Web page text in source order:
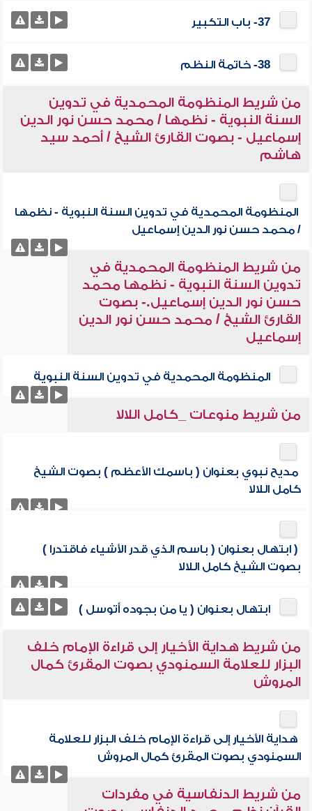
37- باب التكبير
38- خاتمة النظم
من شريط المنظومة المحمدية في تدوين
السنة النبوية - نظمها / محمد حسن نور الدين
إسماعيل - بصوت القارئ الشيخ / أحمد سيد
هاشم
المنظومة المحمدية في تدوين السنة النبوية - نظمها
/ محمد حسن نور الدين إسماعيل
من شريط المنظومة المحمدية في
تدوين السنة النبوية - نظمها محمد
حسن نور الدين إسماعيل.- بصوت
القارئ الشيخ / محمد حسن نور الدين
إسماعيل
المنظومة المحمدية في تدوين السنة النبوية
من شريط منوعات _كامل اللالا
مديح نبوي بعنوان ( باسمك الأعظم ) بصوت الشيخ
كامل اللالا
( ابتهال بعنوان ( باسم الذي قدر الأشياء فاقتدرا )
بصوت الشيخ كامل اللالا
ابتهال بعنوان ( يا من بجوده أتوسل )
من شريط هداية الأخيار إلى قراءة الإمام خلف
البزار للعلامة السمنودي بصوت المقرئ كمال
المروش
هداية الأخيار إلى قراءة الإمام خلف البزار للعلامة
السمنودي بصوت المقرئ كمال المروش
من شريط الدنفاسية في مفردات